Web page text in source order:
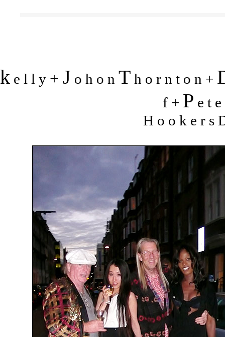
k e l l y + J o h o n T h o r n t o n +
f + P e t
H o o k e r s